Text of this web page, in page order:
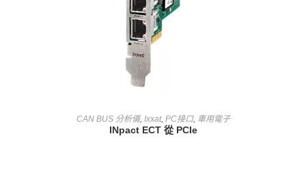
查看內容
CAN BUS 分析儀, Ixxat, PC接口, 車用電子
INpact ECT 從 PCIe